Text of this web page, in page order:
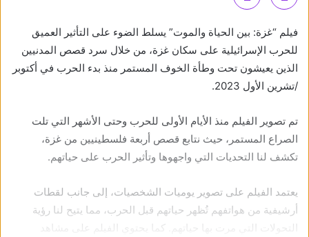
فيلم “غزة: بين الحياة والموت” يسلط الضوء على التأثير العميق
للحرب الإسرائيلية على سكان غزة، من خلال سرد قصص المدنيين
الذين يعيشون تحت وطأة الخوف المستمر منذ بدء الحرب في أكتوبر
/تشرين الأول 2023.
تم تصوير الفيلم منذ الأيام الأولى للحرب وحتى الأشهر التي تلت
الصراع المستمر، حيث نتابع قصص أربعة فلسطينيين من غزة،
تكشف لنا التحديات التي واجهوها وتأثير الحرب على حياتهم.
يعتمد الفيلم على تصوير يوميات الشخصيات، إلى جانب لقطات
أرشيفية من هواتفهم تُظهر حياتهم قبل الحرب، مما يتيح لنا رؤية
التحولات التي مرت بها حياتهم. كما يحتوي الفيلم على مشاهد